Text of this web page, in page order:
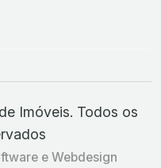
Imóveis. Todos os
e Webdesign